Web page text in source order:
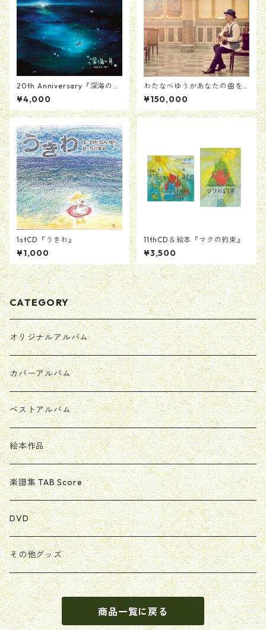
20th Anniversary『深海の
月』絵本ブックレットつきCD
¥4,000
わたなべゆうがあなたの曲を
作ります。
¥150,000
1stCD『うきわ』
¥1,000
11thCD＆絵本『マクの約束』
¥3,500
CATEGORY
オリジナルアルバム
カバーアルバム
ベストアルバム
絵本作品
楽譜集 TAB Score
DVD
その他グッズ
商品一覧に戻る